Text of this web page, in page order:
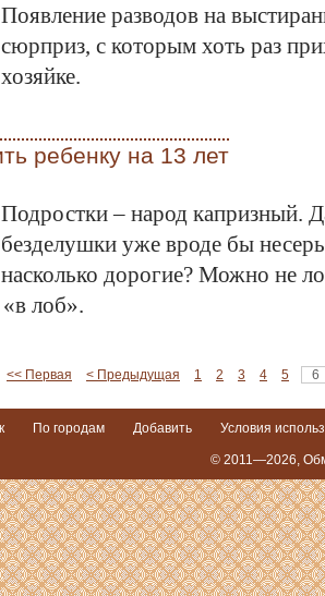
Появление разводов на
сюрприз, с которым хоть раз
хозяйке.
ребенку на 13 лет
Подростки – народ капризный.
безделушки уже вроде бы
насколько дорогие? Можно не
лоб».
<< Первая < Предыдущая 1 2 3 4 5 6
По городам Добавить Условия
© 2011—2026,